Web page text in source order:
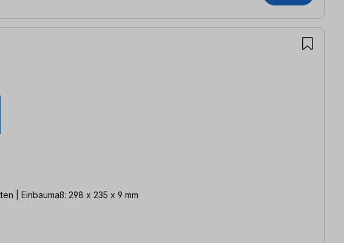
| Einbaumaß: 298 x 235 x 9 mm